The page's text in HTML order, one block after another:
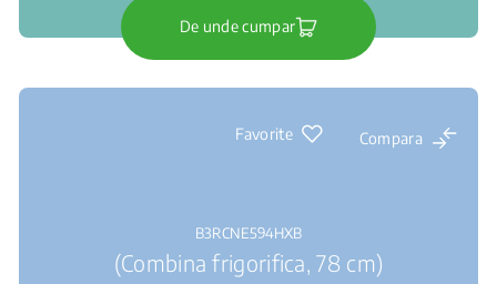
De unde cumpar
Favorite Compara
B3RCNE594HXB
(Combina frigorifica, 78 cm)